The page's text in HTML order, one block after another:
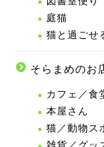
庭猫
猫と過ごせ
そらまめのお
カフェ／食
本屋さん
猫／動物ス